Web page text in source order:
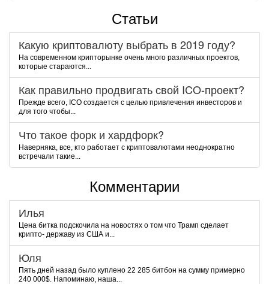
Статьи
Какую криптовалюту выбрать в 2019 году?
На современном крипторынке очень много различных проектов,
которые стараются...
Как правильно продвигать свой ICO-проект?
Прежде всего, ICO создается с целью привлечения инвесторов и
для того чтобы...
Что такое форк и хардфорк?
Наверняка, все, кто работает с криптовалютами неоднократно
встречали такие...
Комментарии
Илья
Цена битка подскочила на новостях о том что Трамп сделает
крипто- державу из США и...
Юля
Пять дней назад было куплено 22 285 битбон на сумму примерно
240 000$. Напоминаю, наша...